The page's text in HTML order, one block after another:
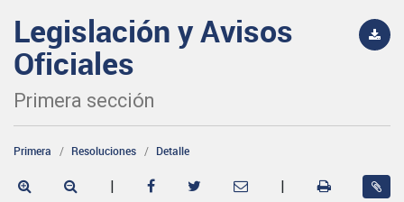
Legislación y Avisos
Oficiales
Primera sección
Primera Resoluciones Detalle
| |